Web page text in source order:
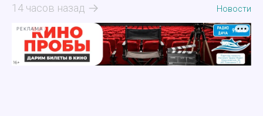
14 часов назад Новости
РЕКЛАМА